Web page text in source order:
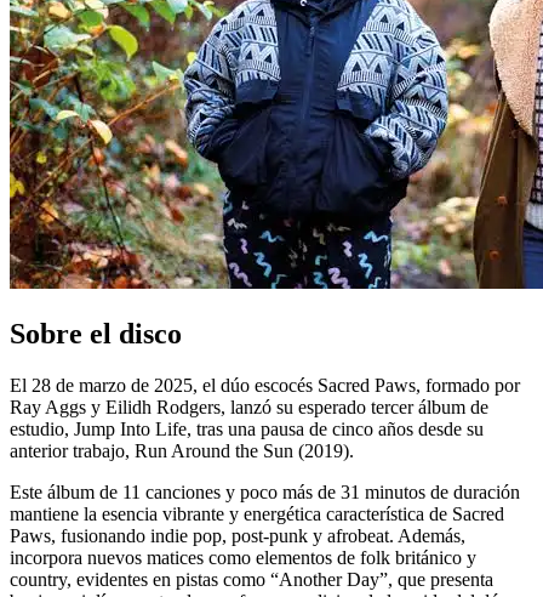
Sobre el disco
El 28 de marzo de 2025, el dúo escocés Sacred Paws, formado por
Ray Aggs y Eilidh Rodgers, lanzó su esperado tercer álbum de
estudio, Jump Into Life, tras una pausa de cinco años desde su
anterior trabajo, Run Around the Sun (2019).
Este álbum de 11 canciones y poco más de 31 minutos de duración
mantiene la esencia vibrante y energética característica de Sacred
Paws, fusionando indie pop, post-punk y afrobeat. Además,
incorpora nuevos matices como elementos de folk británico y
country, evidentes en pistas como “Another Day”, que presenta